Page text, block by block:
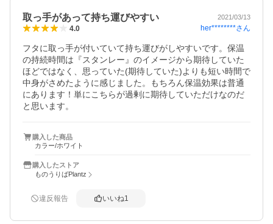
取っ手があって持ち運びやすい 2021/03/13
4.0 her********さん
フタに取っ手が付いていて持ち運びがしやすいです。保温
の持続時間は『スタンレー』のイメージから期待していた
ほどではなく、思っていた(期待していた)よりも短い時間で
中身がさめたように感じました。もちろん保温効果は普通
にあります！単にこちらが過剰に期待していただけなのだ
と思います。
購入した商品
カラー/ホワイト
購入したストア
ものうりばPlantz
違反報告 いいね1